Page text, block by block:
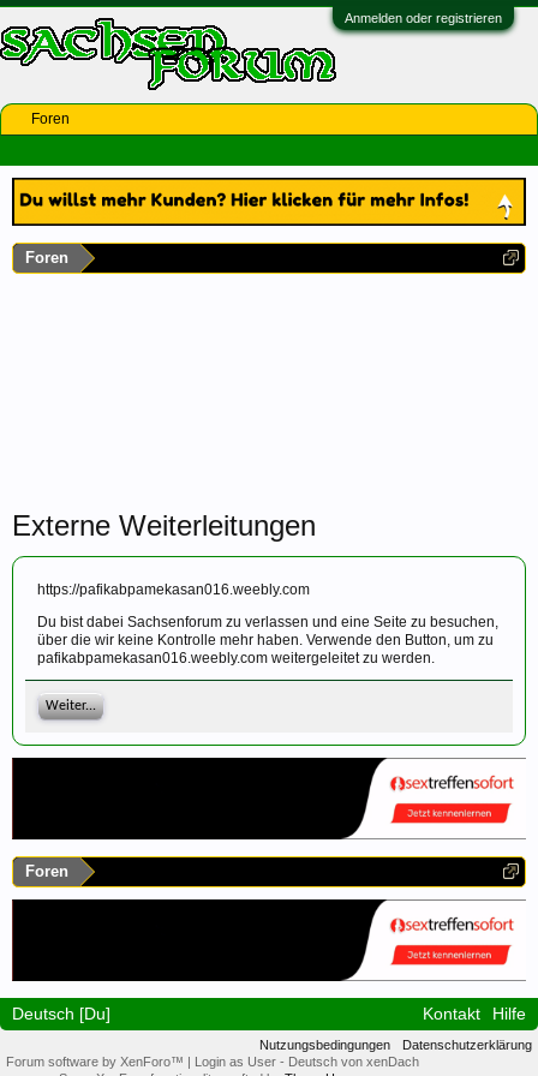
Anmelden oder registrieren
Foren
Externe Weiterleitungen
https://pafikabpamekasan016.weebly.com
Du bist dabei Sachsenforum zu verlassen und eine Seite zu besuchen,
über die wir keine Kontrolle mehr haben. Verwende den Button, um zu
pafikabpamekasan016.weebly.com weitergeleitet zu werden.
Weiter...
Foren
Foren
Deutsch [Du] Kontakt Hilfe
Nutzungsbedingungen
Datenschutzerklärung
Forum software by XenForo™ | Login as User - Deutsch von xenDach